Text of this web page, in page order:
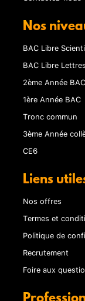
Nos
BAC Libre
BAC Libre Lettres
2ème Année BAC
1ère Année BAC
Tronc commun
3ème Année
CE6
Liens
Nos offres
Termes et
Politique de
Recrutement
Foire aux